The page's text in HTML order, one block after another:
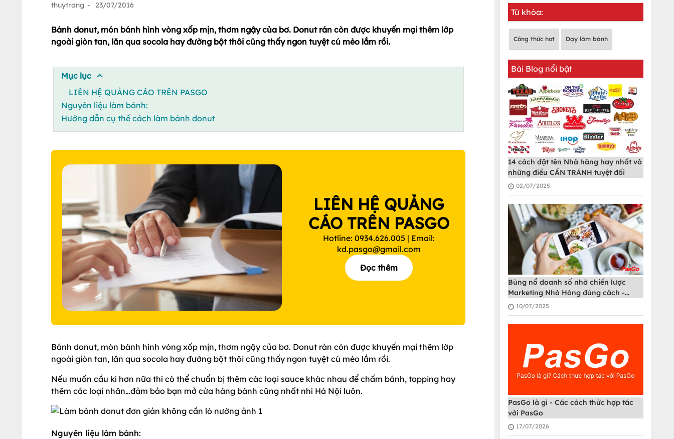
thuytrang - 23/07/2016
Bánh donut, món bánh hình vòng xốp mịn, thơm ngậy của bơ. Donut rán còn được khuyến mại thêm lớp
ngoài giòn tan, lăn qua socola hay đường bột thôi cũng thấy ngon tuyệt cú mèo lắm rồi.
Mục lục
LIÊN HỆ QUẢNG CÁO TRÊN PASGO
Nguyên liệu làm bánh:
Hướng dẫn cụ thể cách làm bánh donut
LIÊN HỆ QUẢNG
CÁO TRÊN PASGO
Hotline: 0934.626.005 | Email:
kd.pasgo@gmail.com
Đọc thêm
Bánh donut, món bánh hình vòng xốp mịn, thơm ngậy của bơ. Donut rán còn được khuyến mại thêm lớp
ngoài giòn tan, lăn qua socola hay đường bột thôi cũng thấy ngon tuyệt cú mèo lắm rồi.
Nếu muốn cầu kì hơn nữa thì có thể chuẩn bị thêm các loại sauce khác nhau để chấm bánh, topping hay
thêm các loại nhân…đảm bảo bạn mở cửa hàng bánh cũng nhất nhì Hà Nội luôn.
Nguyên liệu làm bánh:
Từ khóa:
Công thức hot Dạy làm bánh
Bài Blog nổi bật
14 cách đặt tên Nhà hàng hay nhất và
những điều CẦN TRÁNH tuyệt đối
02/07/2025
Bùng nổ doanh số nhờ chiến lược
Marketing Nhà Hàng đúng cách -
PasGo
10/07/2025
PasGo là gì - Các cách thức hợp tác
với PasGo
17/07/2026